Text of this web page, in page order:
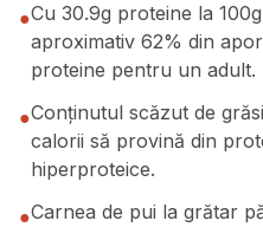
●Cu 30.9g proteine la
aproximativ 62% din
proteine pentru un adult.
●Conținutul scăzut de
calorii să provină din
hiperproteice.
●Carnea de pui la grătar